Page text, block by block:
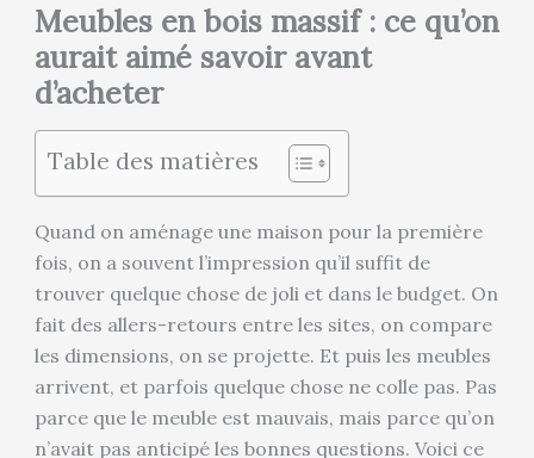
Meubles en bois massif : ce qu’on
aurait aimé savoir avant
d’acheter
Table des matières
Quand on aménage une maison pour la première
fois, on a souvent l’impression qu’il suffit de
trouver quelque chose de joli et dans le budget. On
fait des allers-retours entre les sites, on compare
les dimensions, on se projette. Et puis les meubles
arrivent, et parfois quelque chose ne colle pas. Pas
parce que le meuble est mauvais, mais parce qu’on
n’avait pas anticipé les bonnes questions. Voici ce